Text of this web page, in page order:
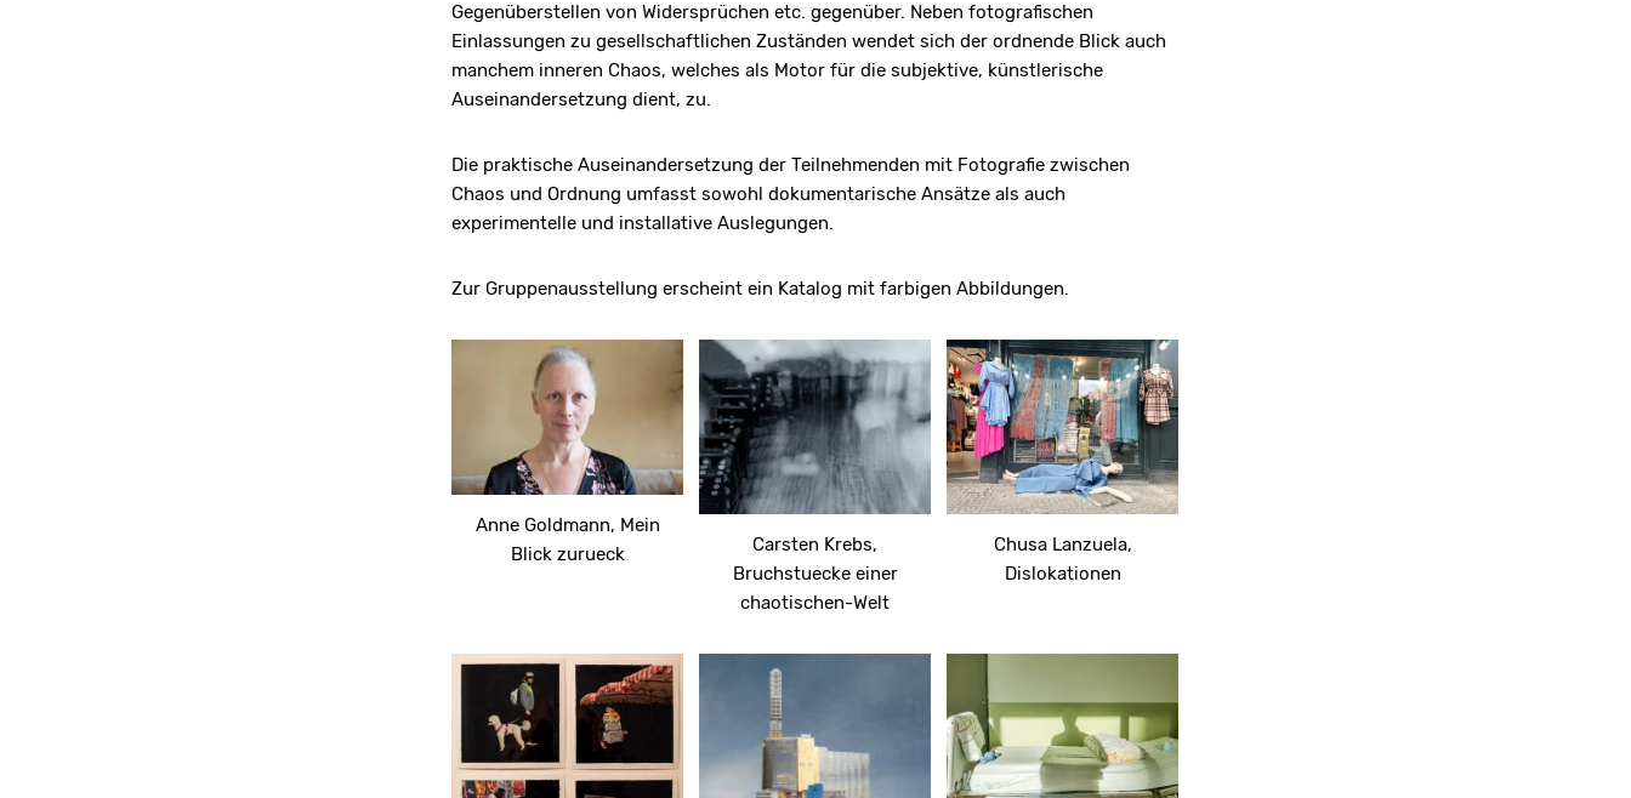
Gegenüberstellen von Widersprüchen etc. gegenüber. Neben fotografischen
Einlassungen zu gesellschaftlichen Zuständen wendet sich der ordnende Blick auch
manchem inneren Chaos, welches als Motor für die subjektive, künstlerische
Auseinandersetzung dient, zu.
Die praktische Auseinandersetzung der Teilnehmenden mit Fotografie zwischen
Chaos und Ordnung umfasst sowohl dokumentarische Ansätze als auch
experimentelle und installative Auslegungen.
Zur Gruppenausstellung erscheint ein Katalog mit farbigen Abbildungen.
Anne Goldmann, Mein
Blick zurueck
Carsten Krebs,
Bruchstuecke einer
chaotischen-Welt
Chusa Lanzuela,
Dislokationen